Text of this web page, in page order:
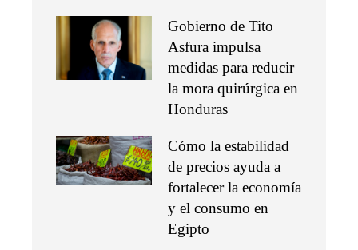
Gobierno de Tito
Asfura impulsa
medidas para reducir
la mora quirúrgica en
Honduras
Cómo la estabilidad
de precios ayuda a
fortalecer la economía
y el consumo en
Egipto